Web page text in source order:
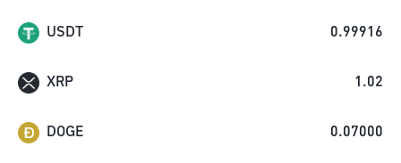
USDT 0.99916
XRP 1.02
DOGE 0.07000